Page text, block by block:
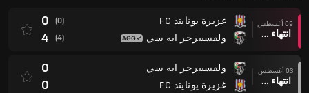
09 أغسطس
انتهاء وقت المباراة
غزيرة يونايتد FC
ولفسبيرجر ايه سي
(0)
0
(4)
4
03 أغسطس
انتهاء وقت المباراة
ولفسبيرجر ايه سي
غزيرة يونايتد FC
0
0